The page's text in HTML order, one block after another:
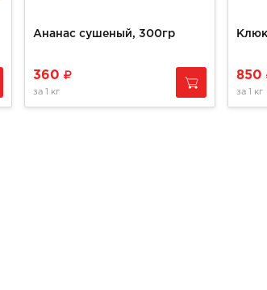
Ананас сушеный, 300гр
360
за 1 кг
850
за 1 кг